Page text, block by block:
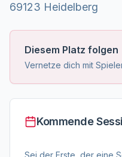
69123 Heidelberg
Diesem Platz folgen
Vernetze dich mit
Kommende
Sei der Erste, der eine